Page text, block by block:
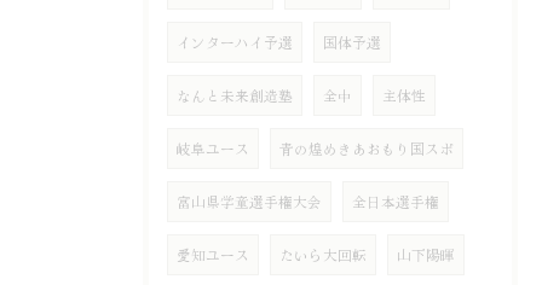
インターハイ予選 国体予選
なんと未来創造塾 全中 主体性
岐阜ユース 青の煌めきあおもり国スポ
富山県学童選手権大会 全日本選手権
愛知ユース たいら大回転 山下陽暉